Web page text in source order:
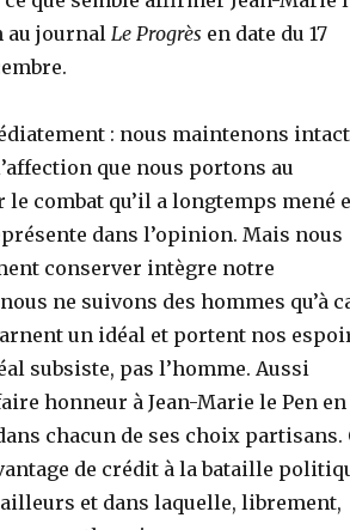
au journalLe Progrès en date du 17
: nous maintenons
que nous portons au
combat qu’il a longtemps mené
dans l’opinion. Mais nous
conserver intègre notre
ne suivons des hommes qu’à
un idéal et portent nos
subsiste, pas l’homme. Aussi
honneur à Jean-Marie le Pen
chacun de ses choix partisans.
de crédit à la bataille
et dans laquelle, librement,